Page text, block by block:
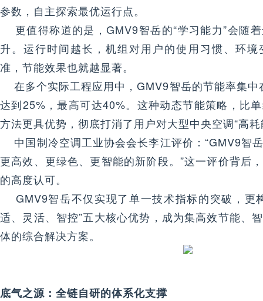
参数，自主探索最优运行点。
更值得称道的是，GMV9智岳的“学习能力”会随
升。运行时间越长，机组对用户的使用习惯、环
准，节能效果也就越显著。
在多个实际工程应用中，GMV9智岳的节能率集中
达到25%，最高可达40%。这种动态节能策略，比
方法更具优势，彻底打消了用户对大型中央空调“高
中国制冷空调工业协会会长李江评价：“GMV9智
更高效、更绿色、更智能的新阶段。”这一评价背后
的高度认可。
GMV9智岳不仅实现了单一技术指标的突破，更
适、灵活、智控”五大核心优势，成为集高效节能、
体的综合解决方案。
底气之源：全链自研的体系化支撑